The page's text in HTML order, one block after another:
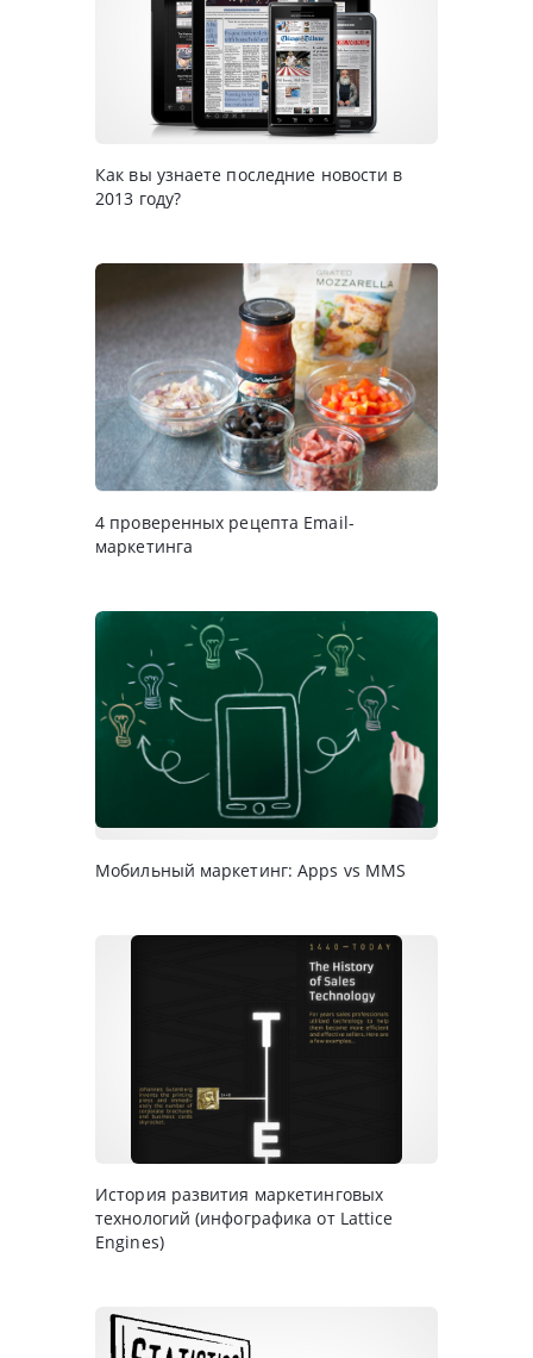
Как вы узнаете последние новости в
2013 году?
4 проверенных рецепта Email-
маркетинга
Мобильный маркетинг: Apps vs ММS
История развития маркетинговых
технологий (инфографика от Lattice
Engines)